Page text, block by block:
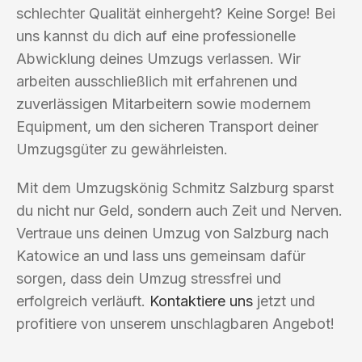
schlechter Qualität einhergeht? Keine Sorge! Bei
uns kannst du dich auf eine professionelle
Abwicklung deines Umzugs verlassen. Wir
arbeiten ausschließlich mit erfahrenen und
zuverlässigen Mitarbeitern sowie modernem
Equipment, um den sicheren Transport deiner
Umzugsgüter zu gewährleisten.
Mit dem Umzugskönig Schmitz Salzburg sparst
du nicht nur Geld, sondern auch Zeit und Nerven.
Vertraue uns deinen Umzug von Salzburg nach
Katowice an und lass uns gemeinsam dafür
sorgen, dass dein Umzug stressfrei und
erfolgreich verläuft. Kontaktiere uns jetzt und
profitiere von unserem unschlagbaren Angebot!